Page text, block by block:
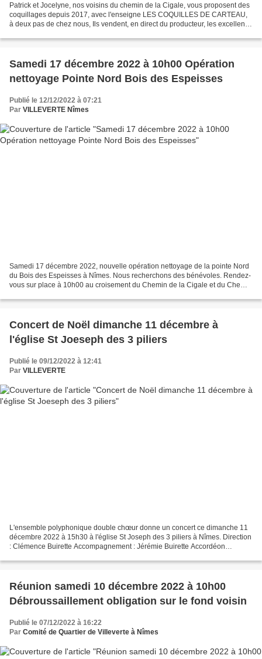
Patrick et Jocelyne, nos voisins du chemin de la Cigale, vous proposent des
coquillages depuis 2017, avec l'enseigne LES COQUILLES DE CARTEAU,
à deux pas de chez nous, Ils vendent, en direct du producteur, les excellents
Samedi 17 décembre 2022 à 10h00 Opération
nettoyage Pointe Nord Bois des Espeisses
Publié le 12/12/2022 à 07:21
Par VILLEVERTE Nîmes
Samedi 17 décembre 2022, nouvelle opération nettoyage de la pointe Nord
du Bois des Espeisses à Nîmes. Nous recherchons des bénévoles. Rendez-
vous sur place à 10h00 au croisement du Chemin de la Cigale et du Chemin
Concert de Noël dimanche 11 décembre à
l'église St Joeseph des 3 piliers
Publié le 09/12/2022 à 12:41
Par VILLEVERTE
L'ensemble polyphonique double chœur donne un concert ce dimanche 11
décembre 2022 à 15h30 à l'église St Joseph des 3 piliers à Nîmes. Direction
: Clémence Buirette Accompagnement : Jérémie Buirette Accordéon
Réunion samedi 10 décembre 2022 à 10h00
Débroussaillement obligation sur le fond voisin
Publié le 07/12/2022 à 16:22
Par Comité de Quartier de Villeverte à Nîmes